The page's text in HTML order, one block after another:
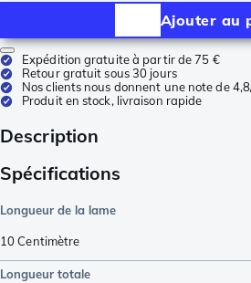
Ajouter au
Expédition gratuite à partir de 75 €
Retour gratuit sous 30 jours
Nos clients nous donnent une note de
Produit en stock, livraison rapide
Description
Spécifications
Longueur de la lame
10Centimètre
Longueur totale